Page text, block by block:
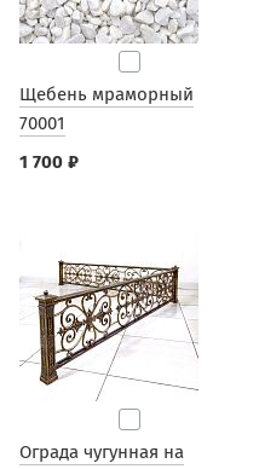
Щебень мраморный
70001
1 700 ₽
Ограда чугунная на